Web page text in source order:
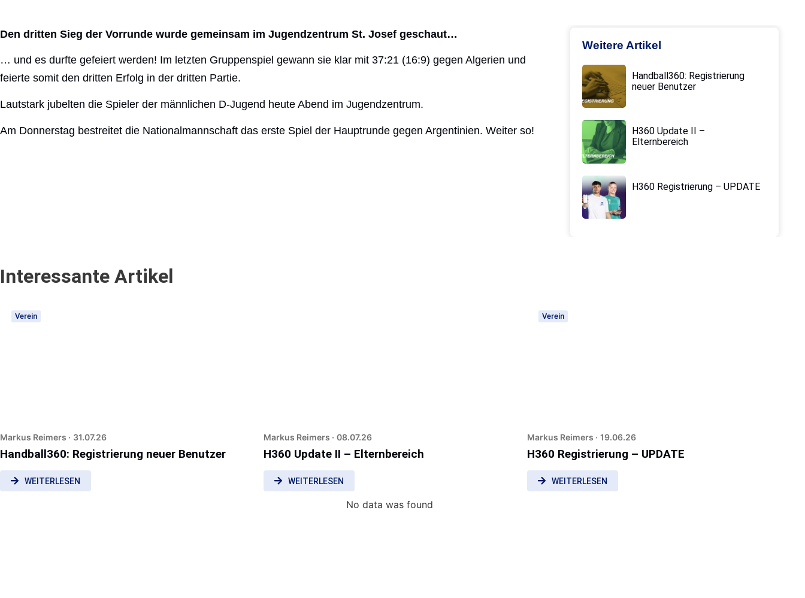
Den dritten Sieg der Vorrunde wurde gemeinsam im Jugendzentrum St. Josef geschaut…
… und es durfte gefeiert werden! Im letzten Gruppenspiel gewann sie klar mit 37:21 (16:9) gegen Algerien und
feierte somit den dritten Erfolg in der dritten Partie.
Lautstark jubelten die Spieler der männlichen D-Jugend heute Abend im Jugendzentrum.
Am Donnerstag bestreitet die Nationalmannschaft das erste Spiel der Hauptrunde gegen Argentinien. Weiter so!
Weitere Artikel
Handball360: Registrierung
neuer Benutzer
H360 Update II –
Elternbereich
H360 Registrierung – UPDATE
Interessante Artikel
Verein
Markus Reimers · 31.07.26
Handball360: Registrierung neuer Benutzer
WEITERLESEN
Markus Reimers · 08.07.26
H360 Update II – Elternbereich
WEITERLESEN
Verein
Markus Reimers · 19.06.26
H360 Registrierung – UPDATE
WEITERLESEN
No data was found